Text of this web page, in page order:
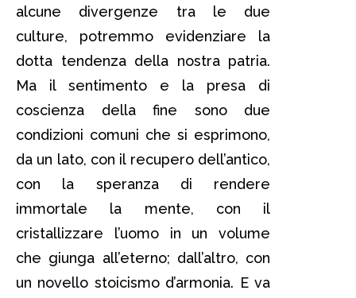
alcune divergenze tra le due
culture, potremmo evidenziare la
dotta tendenza della nostra patria.
Ma il sentimento e la presa di
coscienza della fine sono due
condizioni comuni che si esprimono,
da un lato, con il recupero dell’antico,
con la speranza di rendere
immortale la mente, con il
cristallizzare l’uomo in un volume
che giunga all’eterno; dall’altro, con
un novello stoicismo d’armonia. E va